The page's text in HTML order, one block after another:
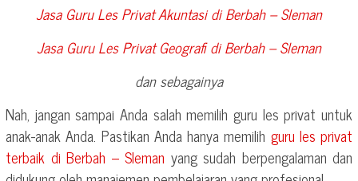
Jasa Guru Les Privat Akuntasi diBerbah – Sleman
Jasa Guru Les Privat Geografi diBerbah – Sleman
dan sebagainya
Nah, jangan sampai Anda salah memilih guru les privat untuk
anak-anak Anda. Pastikan Anda hanya memilih guru les privat
terbaik di Berbah – Sleman yang sudah berpengalaman dan